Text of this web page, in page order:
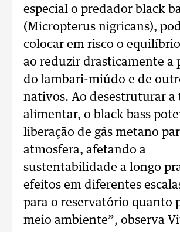
especial o predador black
(Micropterus nigricans),
colocar em risco o
ao reduzir drasticamente a
do lambari-miúdo e de
nativos. Ao desestruturar a
alimentar, o black bass
liberação de gás metano
atmosfera, afetando a
sustentabilidade a longo
efeitos em diferentes
para o reservatório quanto
meio ambiente”, observa